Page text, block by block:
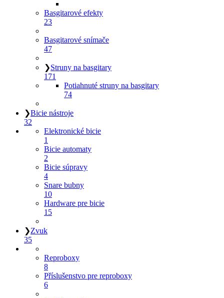
Basgitarové efekty
23
Basgitarové snímače
47
❯Struny na basgitary
171
Potiahnuté struny na basgitary
74
❯Bicie nástroje
32
Elektronické bicie
1
Bicie automaty
2
Bicie súpravy
4
Snare bubny
10
Hardware pre bicie
15
❯Zvuk
35
Reproboxy
8
Příslušenstvo pre reproboxy
6